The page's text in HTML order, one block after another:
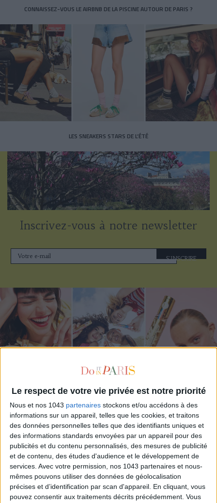
Le respect de votre vie privée est notre priorité
Nous et nos 1043 partenaires stockons et/ou accédons à des
informations sur un appareil, telles que les cookies, et traitons
des données personnelles telles que des identifiants uniques et
des informations standards envoyées par un appareil pour des
publicités et du contenu personnalisés, des mesures de publicité
et de contenu, des études d'audience et le développement de
services. Avec votre permission, nos 1043 partenaires et nous-
mêmes pouvons utiliser des données de géolocalisation
précises et d’identification par scan d'appareil. En cliquant, vous
pouvez consentir aux traitements décrits précédemment. Vous
CONNAISSEZ-VOUS LE AIRBNB DE LA PISCINE AUTOUR DE PARIS ?
LES SNEAKERS STARS DE L’ÉTÉ
Inscrivez-vous à notre newsletter
S'INSCRIRE
ADOPT PARFUMS RÉVOLUTIONNE LA PARFUMERIE MADE IN FRANCE À PETIT PRIX